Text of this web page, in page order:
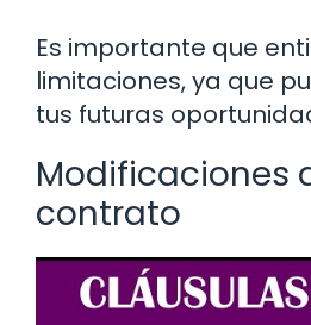
Es importante que
limitaciones, ya que
tus futuras
Modificaciones
contrato